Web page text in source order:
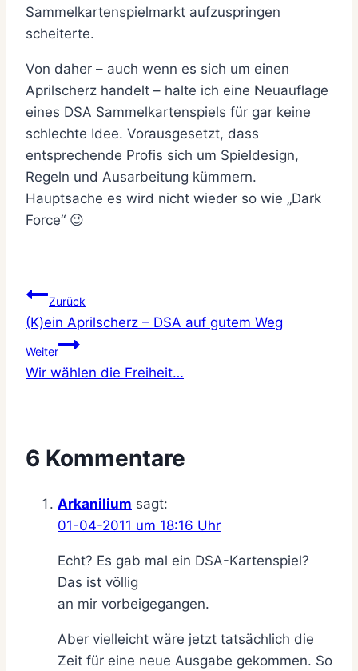
Sammelkartenspielmarkt aufzuspringen
scheiterte.
Von daher – auch wenn es sich um einen
Aprilscherz handelt – halte ich eine Neuauflage
eines DSA Sammelkartenspiels für gar keine
schlechte Idee. Vorausgesetzt, dass
entsprechende Profis sich um Spieldesign,
Regeln und Ausarbeitung kümmern.
Hauptsache es wird nicht wieder so wie „Dark
Force“ 😉
Beitragsnavigation
Zurück
(K)ein Aprilscherz – DSA auf gutem Weg
Weiter
Wir wählen die Freiheit…
6 Kommentare
Arkanilium sagt:
01-04-2011 um 18:16 Uhr
Echt? Es gab mal ein DSA-Kartenspiel?
Das ist völlig
an mir vorbeigegangen.
Aber vielleicht wäre jetzt tatsächlich die
Zeit für eine neue Ausgabe gekommen. So